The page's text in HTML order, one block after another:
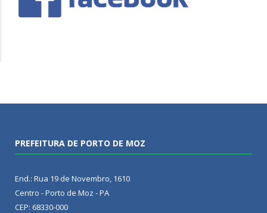
PREFEITURA DE PORTO DE MOZ
End.: Rua 19 de Novembro, 1610
Centro - Porto de Moz - PA
CEP: 68330-000